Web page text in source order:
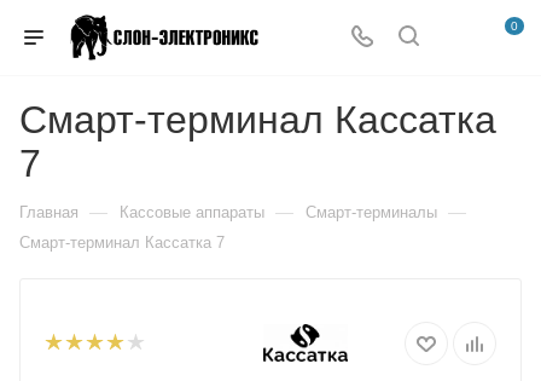
0
Смарт-терминал Кассатка
7
Главная — Кассовые аппараты — Смарт-терминалы —
Смарт-терминал Кассатка 7